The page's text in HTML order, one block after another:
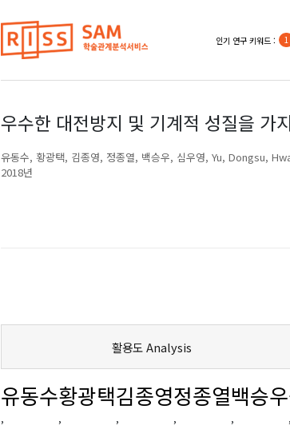
인기 연구 키워드 :
우수한 대전방지 및 기계적 성질을 가
유동수 황광택 김종영 정종열 백승우 심우영 Yu, Dongsu
2018년
활용도 Analysis
유동수황광택김종영정종열백승우